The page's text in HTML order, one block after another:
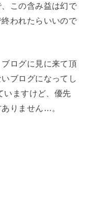
この含み益は幻で
われたらいいので
ログに見に来て頂
ブログになってし
いますけど、優先
りません…。